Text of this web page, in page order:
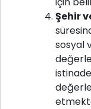
Şehir
sosyal